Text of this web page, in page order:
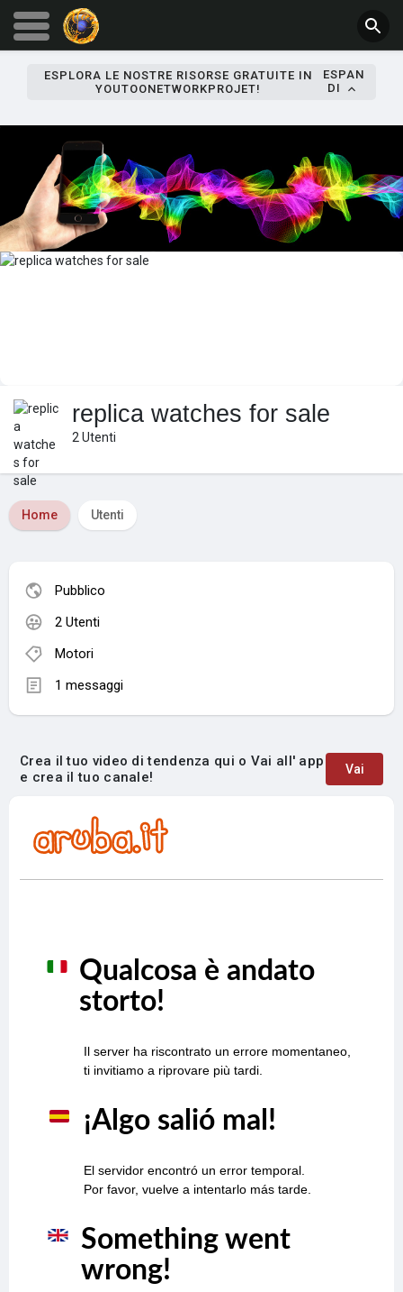
ESPLORA LE NOSTRE RISORSE GRATUITE IN
YOUTOONETWORKPROJET!
ESPAN
DI
replica watches for sale
2 Utenti
Home Utenti
Pubblico
2 Utenti
Motori
1 messaggi
Crea il tuo video di tendenza qui o Vai all' app
e crea il tuo canale!
Vai